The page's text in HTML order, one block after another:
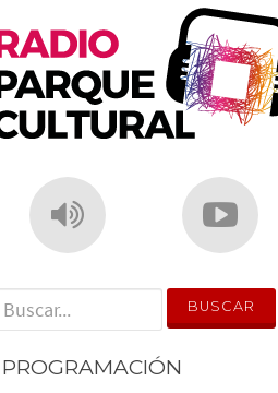
' . __('Search for:') . '
PROGRAMACIÓN